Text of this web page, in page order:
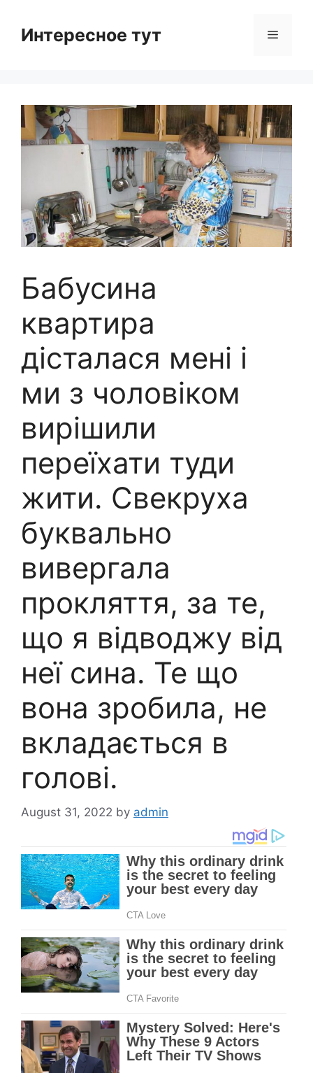
contentИнтересное тут Menu
Бабусина
квартира
дісталася мені і
ми з чоловіком
вирішили
переїхати туди
жити. Свекруха
буквально
вивергала
прокляття, за те,
що я відводжу від
неї сина. Те що
вона зробила, не
вкладається в
голові.
August 31, 2022 by admin